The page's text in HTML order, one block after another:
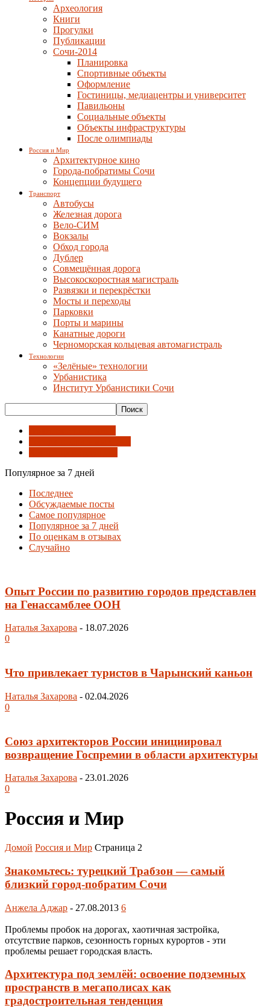
Археология
Книги
Прогулки
Публикации
Сочи-2014
Планировка
Спортивные объекты
Оформление
Гостиницы, медиацентры и университет
Павильоны
Социальные объекты
Объекты инфраструктуры
После олимпиады
Россия и Мир
Архитектурное кино
Города-побратимы Сочи
Концепции будущего
Транспорт
Автобусы
Железная дорога
Вело-СИМ
Вокзалы
Обход города
Дублер
Совмещённая дорога
Высокоскоростная магистраль
Развязки и перекрёстки
Мосты и переходы
Парковки
Порты и марины
Канатные дороги
Черноморская кольцевая автомагистраль
Технологии
«Зелёные» технологии
Урбанистика
Институт Урбанистики Сочи
Популярное за 7 дней
Последнее
Обсуждаемые посты
Самое популярное
Популярное за 7 дней
По оценкам в отзывах
Случайно
Опыт России по развитию городов представлен
на Генассамблее ООН
Наталья Захарова - 18.07.2026
0
Что привлекает туристов в Чарынский каньон
Наталья Захарова - 02.04.2026
0
Союз архитекторов России инициировал
возвращение Госпремии в области архитектуры
Наталья Захарова - 23.01.2026
0
Россия и Мир
Домой Россия и Мир Страница 2
Знакомьтесь: турецкий Трабзон — самый
близкий город-побратим Сочи
Анжела Аджар - 27.08.2013 6
Проблемы пробок на дорогах, хаотичная застройка,
отсутствие парков, сезонность горных курортов - эти
проблемы решает городская власть.
Архитектура под землёй: освоение подземных
пространств в мегаполисах как
градостроительная тенденция